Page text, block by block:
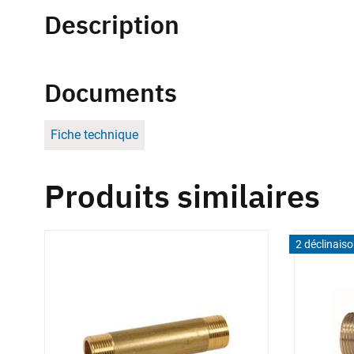
Description
Documents
Fiche technique
Produits similaires
2